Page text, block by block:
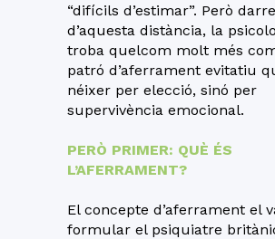
“difícils d’estimar”. Però
d’aquesta distància, la
troba quelcom molt més
patró d’aferrament evitatiu
néixer per elecció, sinó per
supervivència emocional.
PERÒ PRIMER: QUÈ ÉS
L’AFERRAMENT?
El concepte d’aferrament el
formular el psiquiatre